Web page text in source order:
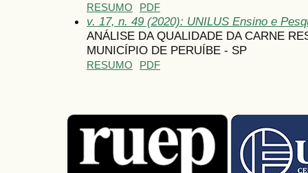
RESUMO PDF
v. 17, n. 49 (2020): UNILUS Ensino e
ANÁLISE DA QUALIDADE DA CARNE
MUNICÍPIO DE PERUÍBE - SP
RESUMO PDF